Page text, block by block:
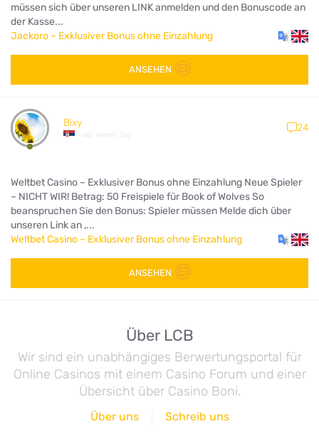
müssen sich über unseren LINK anmelden und den Bonuscode an
der Kasse...
Jackoro – Exklusiver Bonus ohne Einzahlung
ANSEHEN
Bixy
vor einem Tag
24
Weltbet Casino – Exklusiver Bonus ohne Einzahlung Neue Spieler
– NICHT WIR! Betrag: 50 Freispiele für Book of Wolves So
beanspruchen Sie den Bonus: Spieler müssen Melde dich über
unseren Link an ,...
Weltbet Casino – Exklusiver Bonus ohne Einzahlung
ANSEHEN
Über LCB
Wir sind ein unabhängiges Berwertungsportal für
Online Casinos mit einem Casino Forum und einer
Übersicht über Casino Boni.
Über uns Schreib uns